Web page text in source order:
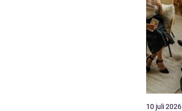
10 juli 2026